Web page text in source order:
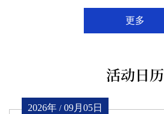
更多
活动日历
2026年 / 09月05日